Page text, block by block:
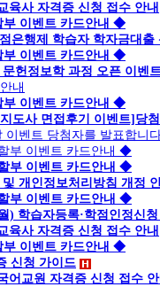
육사 자격증 신청 접수 안내
부 이벤트 카드안내 ◆
은행제 학습자 학자금대출
부 이벤트 카드안내 ◆
헌정보학 과정 오픈 이벤
내
부 이벤트 카드안내 ◆
도사 면접후기 이벤트]당
이벤트 당첨자를 발표합니
부 이벤트 카드안내 ◆
부 이벤트 카드안내 ◆
개인정보처리방침 개정
부 이벤트 카드안내 ◆
) 학습자등록·학점인정신
육사 자격증 신청 접수 안내
부 이벤트 카드안내 ◆
신청 가이드
어교원 자격증 신청 접수